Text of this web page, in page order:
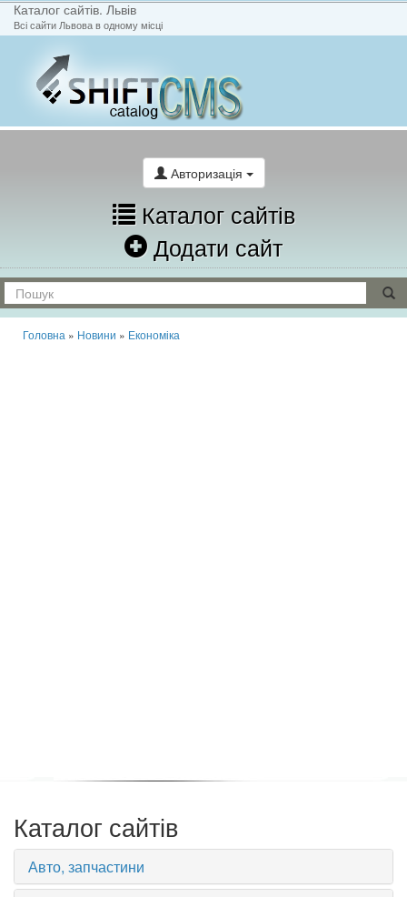
Каталог сайтів. Львів
Всі сайти Львова в одному місці
Авторизація
Каталог сайтів
Додати сайт
Головна » Новини » Економіка
Каталог сайтів
Авто, запчастини